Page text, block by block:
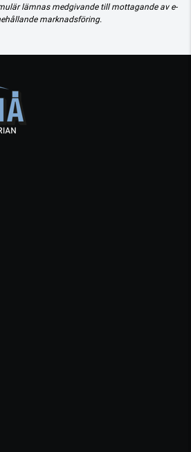
lämnas medgivande till mottagande av e-
marknadsföring.